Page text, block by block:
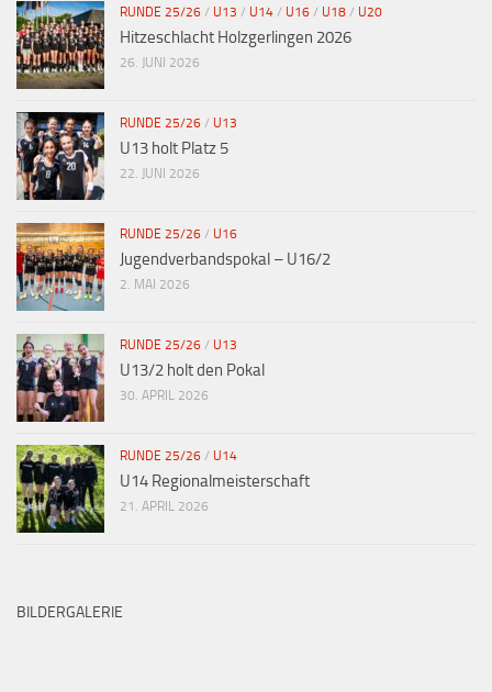
RUNDE 25/26 / U13 / U14 / U16 / U18 / U20
Hitzeschlacht Holzgerlingen 2026
26. JUNI 2026
RUNDE 25/26 / U13
U13 holt Platz 5
22. JUNI 2026
RUNDE 25/26 / U16
Jugendverbandspokal – U16/2
2. MAI 2026
RUNDE 25/26 / U13
U13/2 holt den Pokal
30. APRIL 2026
RUNDE 25/26 / U14
U14 Regionalmeisterschaft
21. APRIL 2026
BILDERGALERIE